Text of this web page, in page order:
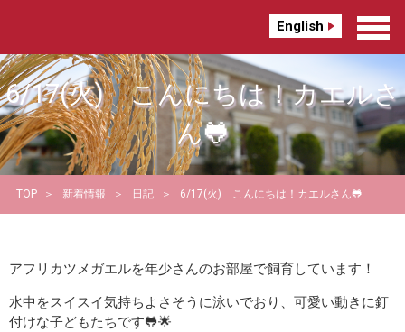
English
6/17(火) こんにちは！カエルさ
ん🐸
TOP 新着情報 日記 6/17(火) こんにちは！カエルさん🐸
アフリカツメガエルを年少さんのお部屋で飼育しています！
水中をスイスイ気持ちよさそうに泳いでおり、可愛い動きに釘
付けな子どもたちです🐸🌟